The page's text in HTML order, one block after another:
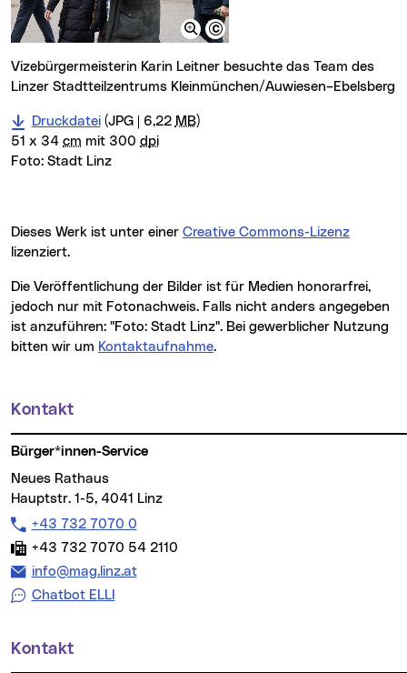
Vizebürgermeisterin Karin Leitner besuchte das Team des
Linzer Stadtteilzentrums Kleinmünchen/Auwiesen–Ebelsberg
Druckdatei(JPG | 6,22 MB)
51 x 34 cm mit 300 dpi
Foto: Stadt Linz
Dieses Werk ist unter einer Creative Commons-Lizenz
lizenziert.
Die Veröffentlichung der Bilder ist für Medien honorarfrei,
jedoch nur mit Fotonachweis. Falls nicht anders angegeben
ist anzuführen: "Foto: Stadt Linz". Bei gewerblicher Nutzung
bitten wir um Kontaktaufnahme.
Weitere Informationen
Kontakt
Bürger*innen-Service
Neues Rathaus
Hauptstr. 1-5, 4041 Linz
Telefon:
+43 732 7070 0
Fax:
+43 732 7070 54 2110
E-Mail Adresse:
info@mag.linz.at
Chatbot ELLI
Kontakt